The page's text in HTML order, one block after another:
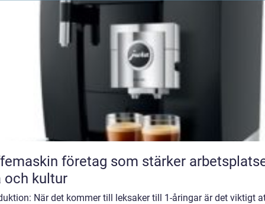
företag som stärker
och kultur
När det kommer till leksaker till 1-åringar är det viktigt